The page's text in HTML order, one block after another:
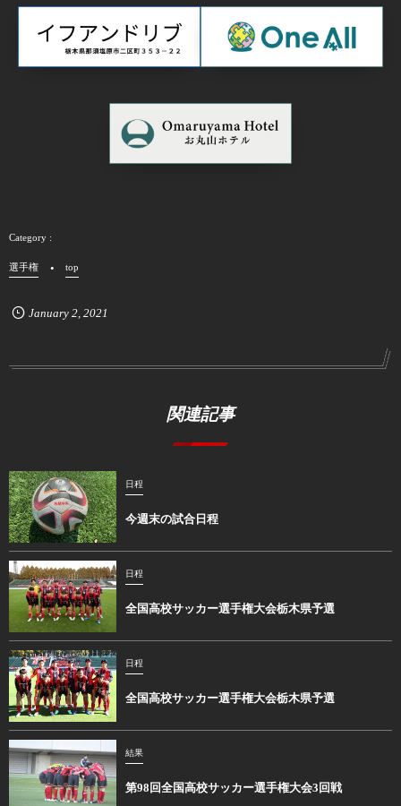
選手権 top
January 2, 2021
関連記事
日程
今週末の試合日程
日程
全国高校サッカー選手権大会栃木県予選
日程
全国高校サッカー選手権大会栃木県予選
結果
第98回全国高校サッカー選手権大会3回戦